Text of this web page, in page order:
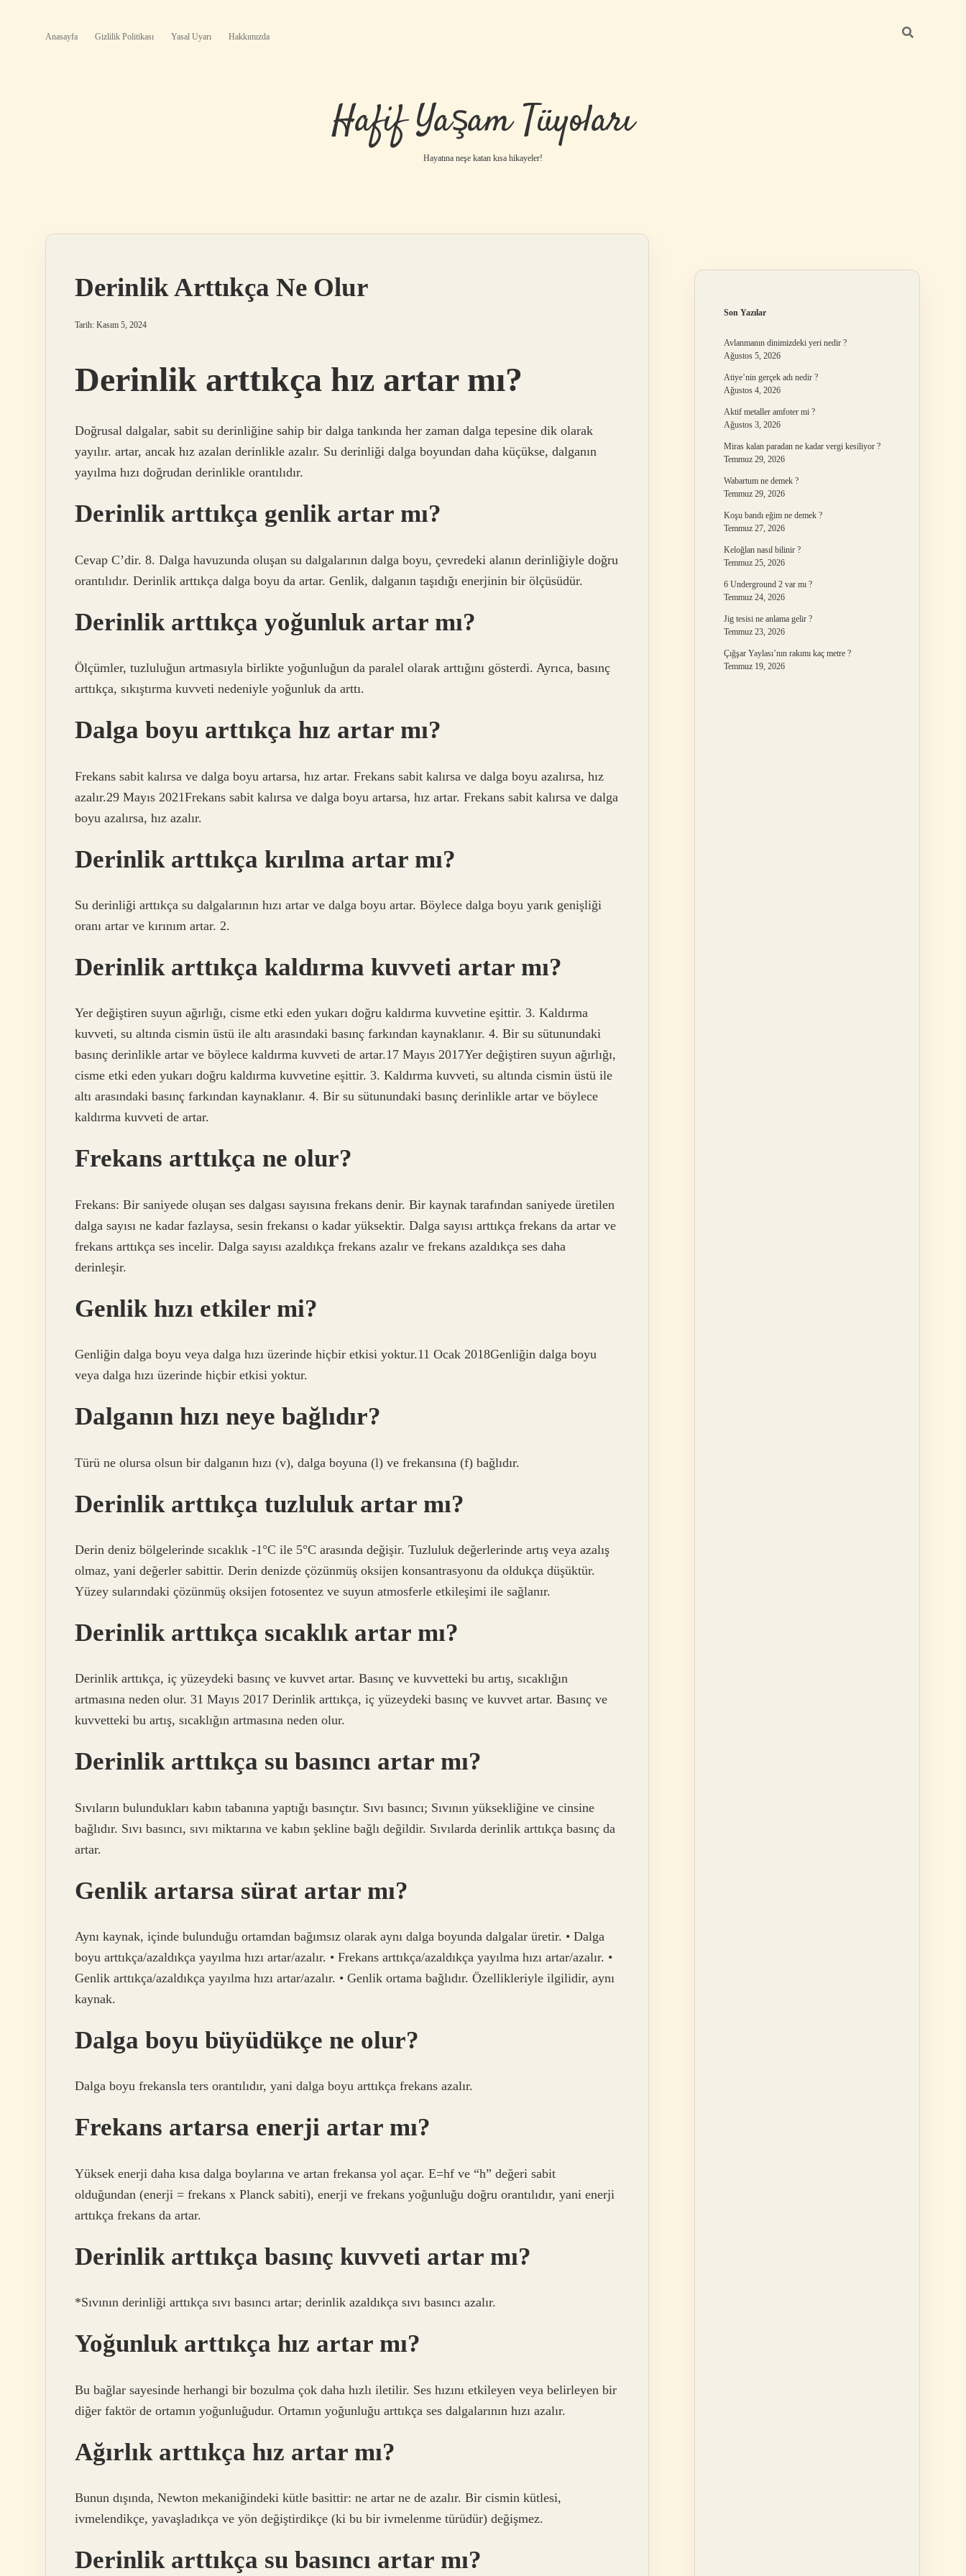
Anasayfa Gizlilik Politikası Yasal Uyarı Hakkımızda
Hafif Yaşam Tüyoları
Hayatına neşe katan kısa hikayeler!
Derinlik Arttıkça Ne Olur
Tarih: Kasım 5, 2024
Derinlik arttıkça hız artar mı?
Doğrusal dalgalar, sabit su derinliğine sahip bir dalga tankında her zaman dalga tepesine dik olarak
yayılır. artar, ancak hız azalan derinlikle azalır. Su derinliği dalga boyundan daha küçükse, dalganın
yayılma hızı doğrudan derinlikle orantılıdır.
Derinlik arttıkça genlik artar mı?
Cevap C’dir. 8. Dalga havuzunda oluşan su dalgalarının dalga boyu, çevredeki alanın derinliğiyle doğru
orantılıdır. Derinlik arttıkça dalga boyu da artar. Genlik, dalganın taşıdığı enerjinin bir ölçüsüdür.
Derinlik arttıkça yoğunluk artar mı?
Ölçümler, tuzluluğun artmasıyla birlikte yoğunluğun da paralel olarak arttığını gösterdi. Ayrıca, basınç
arttıkça, sıkıştırma kuvveti nedeniyle yoğunluk da arttı.
Dalga boyu arttıkça hız artar mı?
Frekans sabit kalırsa ve dalga boyu artarsa, hız artar. Frekans sabit kalırsa ve dalga boyu azalırsa, hız
azalır.29 Mayıs 2021Frekans sabit kalırsa ve dalga boyu artarsa, hız artar. Frekans sabit kalırsa ve dalga
boyu azalırsa, hız azalır.
Derinlik arttıkça kırılma artar mı?
Su derinliği arttıkça su dalgalarının hızı artar ve dalga boyu artar. Böylece dalga boyu yarık genişliği
oranı artar ve kırınım artar. 2.
Derinlik arttıkça kaldırma kuvveti artar mı?
Yer değiştiren suyun ağırlığı, cisme etki eden yukarı doğru kaldırma kuvvetine eşittir. 3. Kaldırma
kuvveti, su altında cismin üstü ile altı arasındaki basınç farkından kaynaklanır. 4. Bir su sütunundaki
basınç derinlikle artar ve böylece kaldırma kuvveti de artar.17 Mayıs 2017Yer değiştiren suyun ağırlığı,
cisme etki eden yukarı doğru kaldırma kuvvetine eşittir. 3. Kaldırma kuvveti, su altında cismin üstü ile
altı arasındaki basınç farkından kaynaklanır. 4. Bir su sütunundaki basınç derinlikle artar ve böylece
kaldırma kuvveti de artar.
Frekans arttıkça ne olur?
Frekans: Bir saniyede oluşan ses dalgası sayısına frekans denir. Bir kaynak tarafından saniyede üretilen
dalga sayısı ne kadar fazlaysa, sesin frekansı o kadar yüksektir. Dalga sayısı arttıkça frekans da artar ve
frekans arttıkça ses incelir. Dalga sayısı azaldıkça frekans azalır ve frekans azaldıkça ses daha
derinleşir.
Genlik hızı etkiler mi?
Genliğin dalga boyu veya dalga hızı üzerinde hiçbir etkisi yoktur.11 Ocak 2018Genliğin dalga boyu
veya dalga hızı üzerinde hiçbir etkisi yoktur.
Dalganın hızı neye bağlıdır?
Türü ne olursa olsun bir dalganın hızı (v), dalga boyuna (l) ve frekansına (f) bağlıdır.
Derinlik arttıkça tuzluluk artar mı?
Derin deniz bölgelerinde sıcaklık -1°C ile 5°C arasında değişir. Tuzluluk değerlerinde artış veya azalış
olmaz, yani değerler sabittir. Derin denizde çözünmüş oksijen konsantrasyonu da oldukça düşüktür.
Yüzey sularındaki çözünmüş oksijen fotosentez ve suyun atmosferle etkileşimi ile sağlanır.
Derinlik arttıkça sıcaklık artar mı?
Derinlik arttıkça, iç yüzeydeki basınç ve kuvvet artar. Basınç ve kuvvetteki bu artış, sıcaklığın
artmasına neden olur. 31 Mayıs 2017 Derinlik arttıkça, iç yüzeydeki basınç ve kuvvet artar. Basınç ve
kuvvetteki bu artış, sıcaklığın artmasına neden olur.
Derinlik arttıkça su basıncı artar mı?
Sıvıların bulundukları kabın tabanına yaptığı basınçtır. Sıvı basıncı; Sıvının yüksekliğine ve cinsine
bağlıdır. Sıvı basıncı, sıvı miktarına ve kabın şekline bağlı değildir. Sıvılarda derinlik arttıkça basınç da
artar.
Genlik artarsa sürat artar mı?
Aynı kaynak, içinde bulunduğu ortamdan bağımsız olarak aynı dalga boyunda dalgalar üretir. • Dalga
boyu arttıkça/azaldıkça yayılma hızı artar/azalır. • Frekans arttıkça/azaldıkça yayılma hızı artar/azalır. •
Genlik arttıkça/azaldıkça yayılma hızı artar/azalır. • Genlik ortama bağlıdır. Özellikleriyle ilgilidir, aynı
kaynak.
Dalga boyu büyüdükçe ne olur?
Dalga boyu frekansla ters orantılıdır, yani dalga boyu arttıkça frekans azalır.
Frekans artarsa enerji artar mı?
Yüksek enerji daha kısa dalga boylarına ve artan frekansa yol açar. E=hf ve “h” değeri sabit
olduğundan (enerji = frekans x Planck sabiti), enerji ve frekans yoğunluğu doğru orantılıdır, yani enerji
arttıkça frekans da artar.
Derinlik arttıkça basınç kuvveti artar mı?
*Sıvının derinliği arttıkça sıvı basıncı artar; derinlik azaldıkça sıvı basıncı azalır.
Yoğunluk arttıkça hız artar mı?
Bu bağlar sayesinde herhangi bir bozulma çok daha hızlı iletilir. Ses hızını etkileyen veya belirleyen bir
diğer faktör de ortamın yoğunluğudur. Ortamın yoğunluğu arttıkça ses dalgalarının hızı azalır.
Ağırlık arttıkça hız artar mı?
Bunun dışında, Newton mekaniğindeki kütle basittir: ne artar ne de azalır. Bir cismin kütlesi,
ivmelendikçe, yavaşladıkça ve yön değiştirdikçe (ki bu bir ivmelenme türüdür) değişmez.
Derinlik arttıkça su basıncı artar mı?
Son Yazılar
Avlanmanın dinimizdeki yeri nedir ?
Ağustos 5, 2026
Atiye’nin gerçek adı nedir ?
Ağustos 4, 2026
Aktif metaller amfoter mi ?
Ağustos 3, 2026
Miras kalan paradan ne kadar vergi kesiliyor ?
Temmuz 29, 2026
Wabartum ne demek ?
Temmuz 29, 2026
Koşu bandı eğim ne demek ?
Temmuz 27, 2026
Keloğlan nasıl bilinir ?
Temmuz 25, 2026
6 Underground 2 var mı ?
Temmuz 24, 2026
Jig tesisi ne anlama gelir ?
Temmuz 23, 2026
Çığşar Yaylası’nın rakımı kaç metre ?
Temmuz 19, 2026